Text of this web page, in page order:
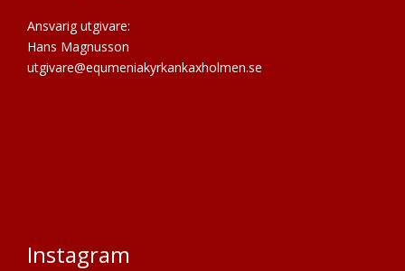
Ansvarig utgivare:
Hans Magnusson
utgivare@equmeniakyrkankaxholmen.se
Instagram